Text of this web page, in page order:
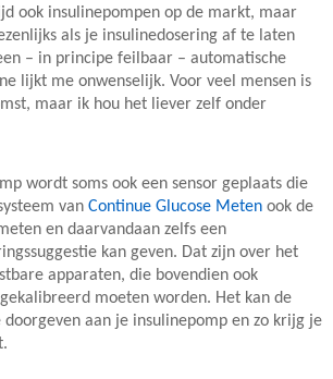
ook insulinepompen op de markt, maar
als je insulinedosering af te laten
– in principe feilbaar – automatische
lijkt me onwenselijk. Voor veel mensen is
maar ik hou het liever zelf onder
wordt soms ook een sensor geplaats die
van Continue Glucose Meten ook de
en daarvandaan zelfs een
kan geven. Dat zijn over het
apparaten, die bovendien ook
moeten worden. Het kan de
doorgeven aan je insulinepomp en zo krijg je